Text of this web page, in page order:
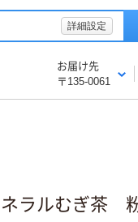
詳細設定
お届け先
〒135-0061
ネラルむぎ茶